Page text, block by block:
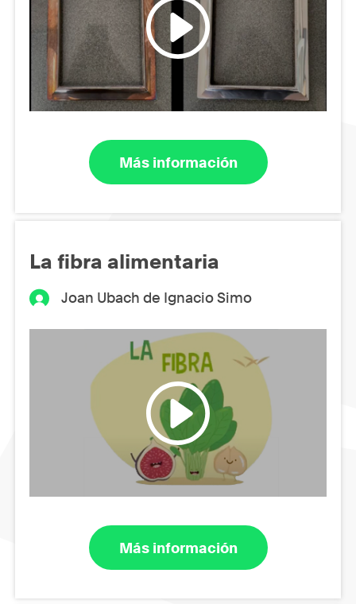
Más información
La fibra alimentaria
Joan Ubach de Ignacio Simo
Más información